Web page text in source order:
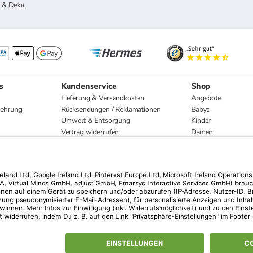
& Deko
Kundenservice
Lieferung & Versandkosten
Rücksendungen / Reklamationen
Umwelt & Entsorgung
Vertrag widerrufen
Shop
Angebote
Babys
Kinder
Damen
Marken
* Streichpreise entsprechen der unverbindlichen Preisempfehlung des Herstellers.
ᵃ Die jeweils aktuellen Teilnahmebedingungen unserer Freunde-werben-Freunde-Aktionen